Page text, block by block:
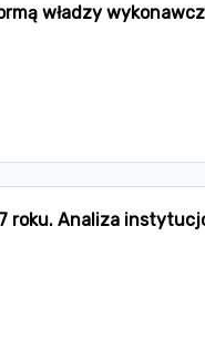
władzy
roku. Analiza